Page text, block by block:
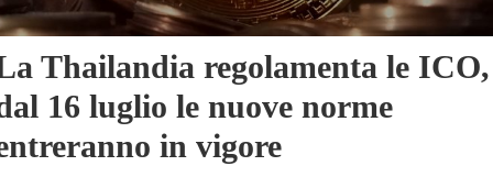
Thailandia regolamenta le ICO,
16 luglio le nuove norme
in vigore